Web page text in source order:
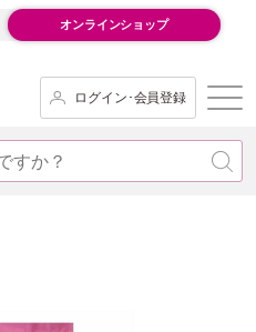
オンラインショップ
ログイン･会員登録